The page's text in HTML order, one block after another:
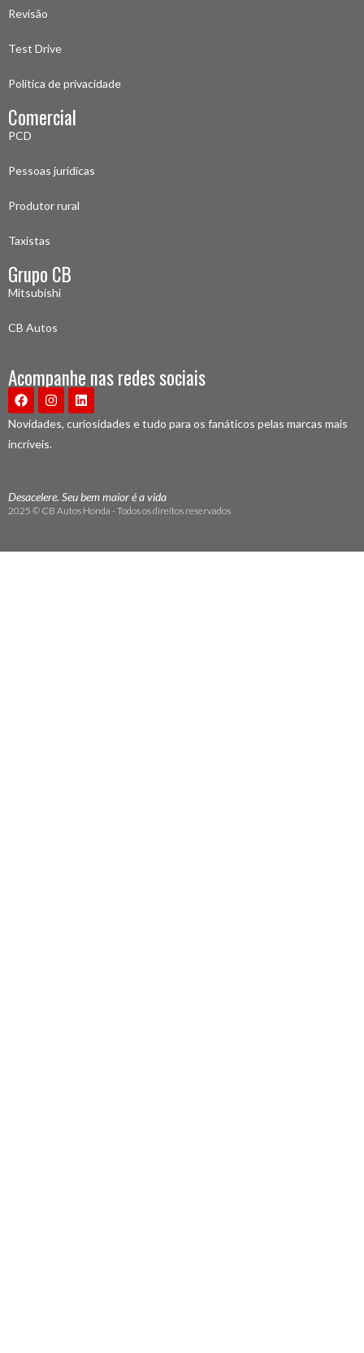
Revisão
Test Drive
Política de privacidade
Comercial
PCD
Pessoas jurídicas
Produtor rural
Taxistas
Grupo CB
Mitsubishi
CB Autos
Acompanhe nas redes sociais
Novidades, curiosidades e tudo para os fanáticos pelas marcas mais
incríveis.
Desacelere. Seu bem maior é a vida
2025 © CB Autos Honda - Todos os direitos reservados